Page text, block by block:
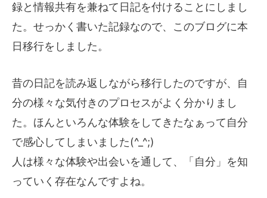
録と情報共有を兼ねて日記を付けることにしまし
た。せっかく書いた記録なので、このブログに本
日移行をしました。
昔の日記を読み返しながら移行したのですが、自
分の様々な気付きのプロセスがよく分かりまし
た。ほんといろんな体験をしてきたなぁって自分
で感心してしまいました(^_^;)
人は様々な体験や出会いを通して、「自分」を知
っていく存在なんですよね。